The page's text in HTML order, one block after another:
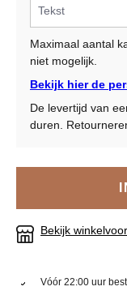
Maximaal aantal
niet mogelijk.
Bekijk hier de
De levertijd van
duren.
Bekijk
Vóór 22:00 uur